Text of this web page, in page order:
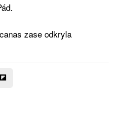
zase odkryla